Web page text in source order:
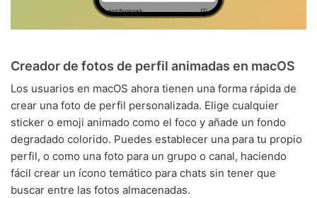
Creador de fotos de perfil animadas en macOS
Los usuarios en macOS ahora tienen una forma rápida de
crear una foto de perfil personalizada. Elige cualquier
sticker o emoji animado como el foco y añade un fondo
degradado colorido. Puedes establecer una para tu propio
perfil, o como una foto para un grupo o canal, haciendo
fácil crear un ícono temático para chats sin tener que
buscar entre las fotos almacenadas.